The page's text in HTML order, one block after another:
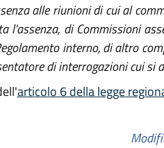
alle riunioni di cui al
l'assenza, di Commissioni
interno, di altro
di interrogazioni cui si
articolo 6 della legge